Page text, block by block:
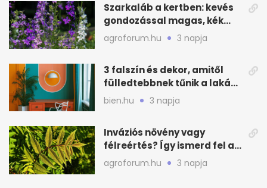
Szarkaláb a kertben: kevés
gondozással magas, kék
virágfalat ad
agroforum.hu 3 napja
3 falszín és dekor, amitől
fülledtebbnek tűnik a lakás
nyáron
bien.hu 3 napja
Inváziós növény vagy
félreértés? Így ismerd fel a
valódi kockázatot
agroforum.hu 3 napja